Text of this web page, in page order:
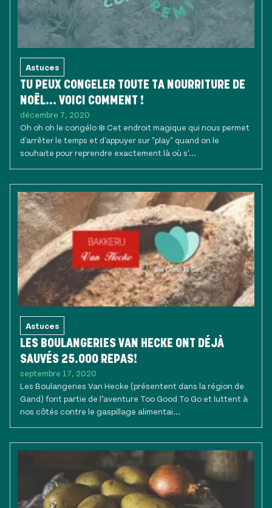
Astuces
TU PEUX CONGELER TOUTE TA NOURRITURE DE
NOËL... VOICI COMMENT !
décembre 7, 2020
Oh oh oh le congélo ❄️ Cet endroit magique qui nous permet
d'arrêter le temps et d'appuyer sur "play" quand on le
souhaite pour reprendre exactement là où s'...
Astuces
LES BOULANGERIES VAN HECKE ONT DÉJÀ
SAUVÉS 25.000 REPAS!
septembre 17, 2020
Les Boulangeries Van Hecke (présentent dans la région de
Gand) font partie de l’aventure Too Good To Go et luttent à
nos côtés contre le gaspillage alimentai...